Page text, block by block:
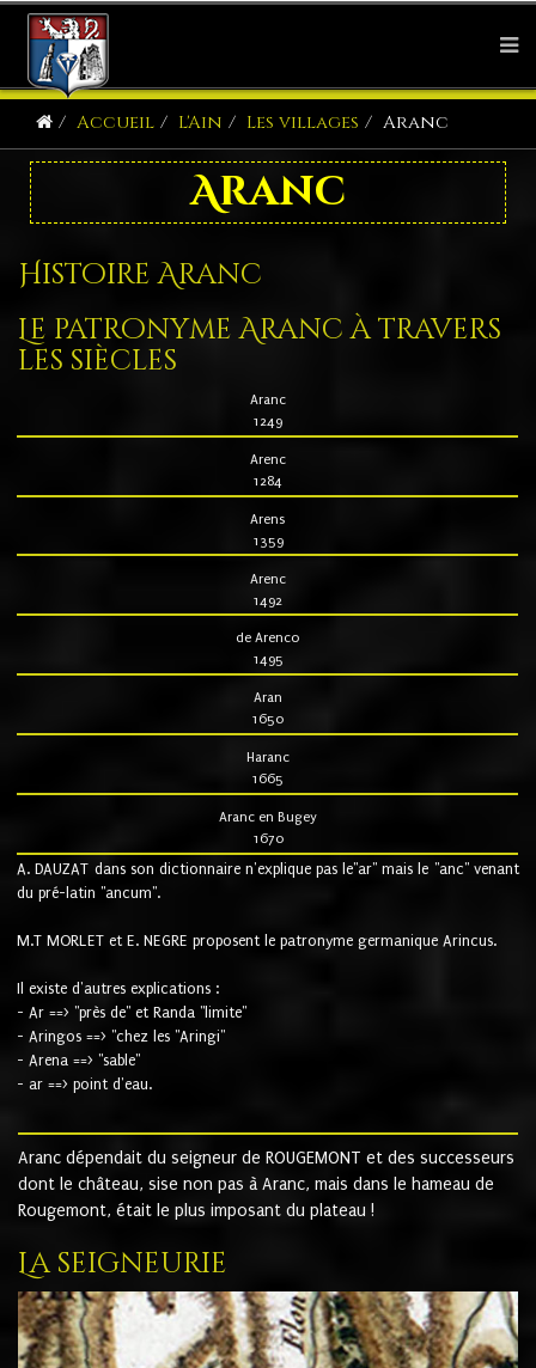
Accueil L'Ain Les villages Aranc
Aranc
Histoire Aranc
Le patronyme Aranc à travers
les siècles
Aranc
1249
Arenc
1284
Arens
1359
Arenc
1492
de Arenco
1495
Aran
1650
Haranc
1665
Aranc en Bugey
1670
A. DAUZAT dans son dictionnaire n'explique pas le"ar" mais le "anc" venant
du pré-latin "ancum".
M.T MORLET et E. NEGRE proposent le patronyme germanique Arincus.
Il existe d'autres explications :
- Ar ==> "près de" et Randa "limite"
- Aringos ==> "chez les "Aringi"
- Arena ==> "sable"
- ar ==> point d'eau.
Aranc dépendait du seigneur de ROUGEMONT et des successeurs
dont le château, sise non pas à Aranc, mais dans le hameau de
Rougemont, était le plus imposant du plateau !
La seigneurie